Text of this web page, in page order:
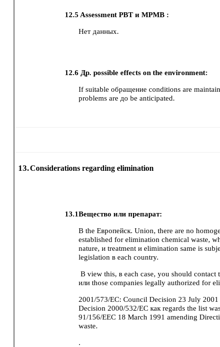
12.5 Assessment PBT и MPMB :
Нет данных.
12.6 Др. possible effects on the environment:
If suitable обращение conditions are
problems are до be anticipated.
13.Considerations regarding elimination
13.1Вещество или препарат:
В the Европейск. Union, there are no
established for elimination chemical waste,
nature, и treatment и elimination same is
legislation в each country.
В view this, в each case, you should contact
или those companies legally authorized for
2001/573/EC: Council Decision 23 July
Decision 2000/532/EC как regards the list
91/156/EEC 18 March 1991 amending
waste.
.